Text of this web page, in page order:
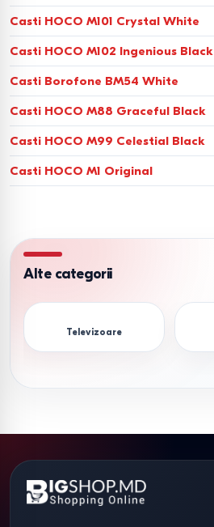
Casti HOCO M101 Crystal White
Casti HOCO M102 Ingenious Black
Casti Borofone BM54 White
Casti HOCO M88 Graceful Black
Casti HOCO M99 Celestial Black
Casti HOCO M1 Original
Alte categorii
Televizoare